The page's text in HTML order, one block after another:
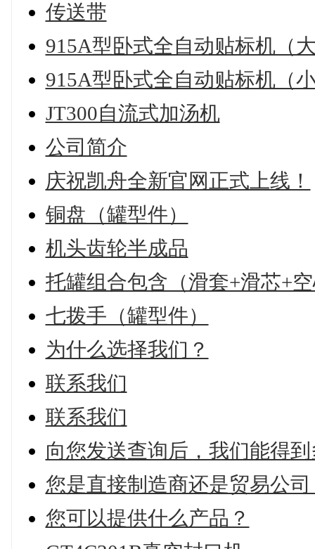
传送带
915A型卧式全自动贴标机（
915A型卧式全自动贴标机（
JT300自流式加汤机
公司简介
庆祝凯舟全新官网正式上线！
铜盘（罐型件）
机头齿轮半成品
托罐组合包含（滑套+滑芯+
七拨手（罐型件）
为什么选择我们？
联系我们
联系我们
向您发送查询后，我们能得
您是直接制造商还是贸易公司
您可以提供什么产品？